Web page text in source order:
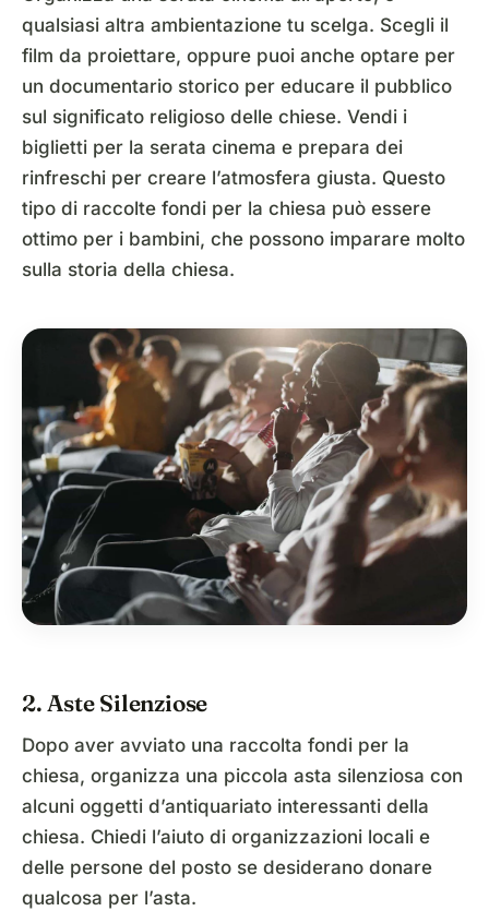
qualsiasi altra ambientazione tu scelga. Scegli il
film da proiettare, oppure puoi anche optare per
un documentario storico per educare il pubblico
sul significato religioso delle chiese. Vendi i
biglietti per la serata cinema e prepara dei
rinfreschi per creare l’atmosfera giusta. Questo
tipo di raccolte fondi per la chiesa può essere
ottimo per i bambini, che possono imparare molto
sulla storia della chiesa.
2. Aste Silenziose
Dopo aver avviato una raccolta fondi per la
chiesa, organizza una piccola asta silenziosa con
alcuni oggetti d’antiquariato interessanti della
chiesa. Chiedi l’aiuto di organizzazioni locali e
delle persone del posto se desiderano donare
qualcosa per l’asta.